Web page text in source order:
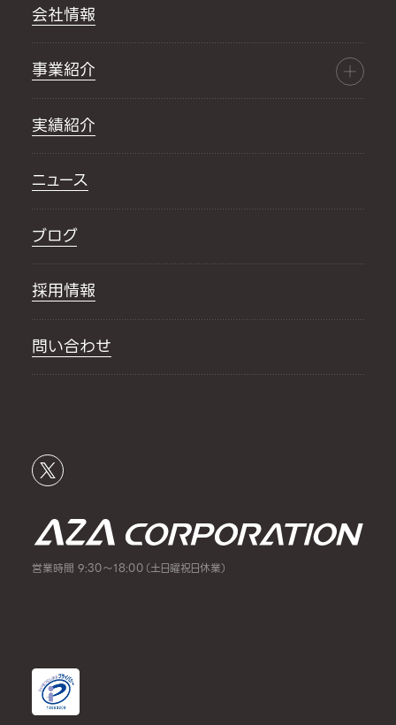
会社情報
事業紹介
実績紹介
ニュース
ブログ
採用情報
問い合わせ
営業時間 9:30～18:00（土日曜祝日休業）